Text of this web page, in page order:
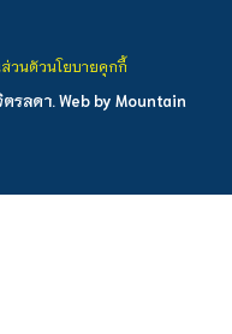
ลดา. Web by Mountain
วนตัวนโยบายคุกกี้